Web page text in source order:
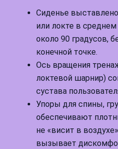
Сиденье
или локте в
около 90 градусов,
конечной точке.
Ось вращения
локтевой шарнир)
сустава
Упоры для спины,
обеспечивают
не «висит в
вызывает